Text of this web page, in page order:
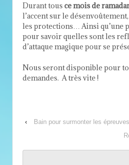
Durant tous ce mois de
l’accent sur le
les protections… Ainsi qu’une
pour savoir quelles sont les
d’attaque magique pour se
Nous seront disponible pour
demandes. A très vite !
‹
Bain pour surmonter les